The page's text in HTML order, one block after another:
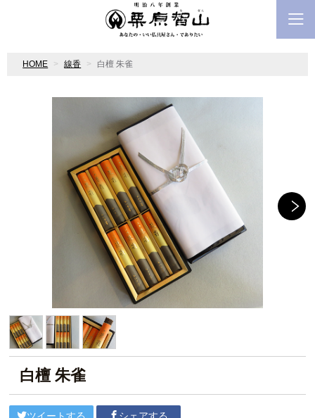
HOME 線香 白檀 朱雀
白檀 朱雀